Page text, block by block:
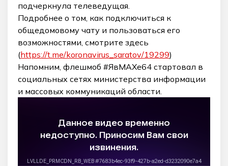
подчеркнула телеведущая.
Подробнее о том, как подключиться к
общедомовому чату и пользоваться его
возможностями, смотрите здесь
(https://t.me/koronavirus_saratov/19299)
Напомним, флешмоб #ЯвМАХе64 стартовал в
социальных сетях министерства информации
и массовых коммуникаций области.